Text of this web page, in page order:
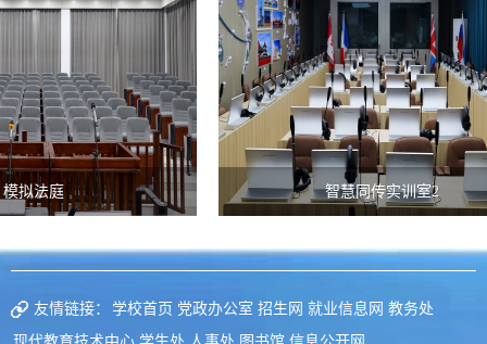
拟法庭 智慧同传实训室2
友情链接： 学校首页 党政办公室 招生网 就业信息网 教务处
现代教育技术中心 学生处 人事处 图书馆 信息公开网